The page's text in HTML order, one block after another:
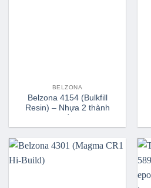
BELZONA
Belzona 4154 (Bulkfill
Resin) – Nhựa 2 thành